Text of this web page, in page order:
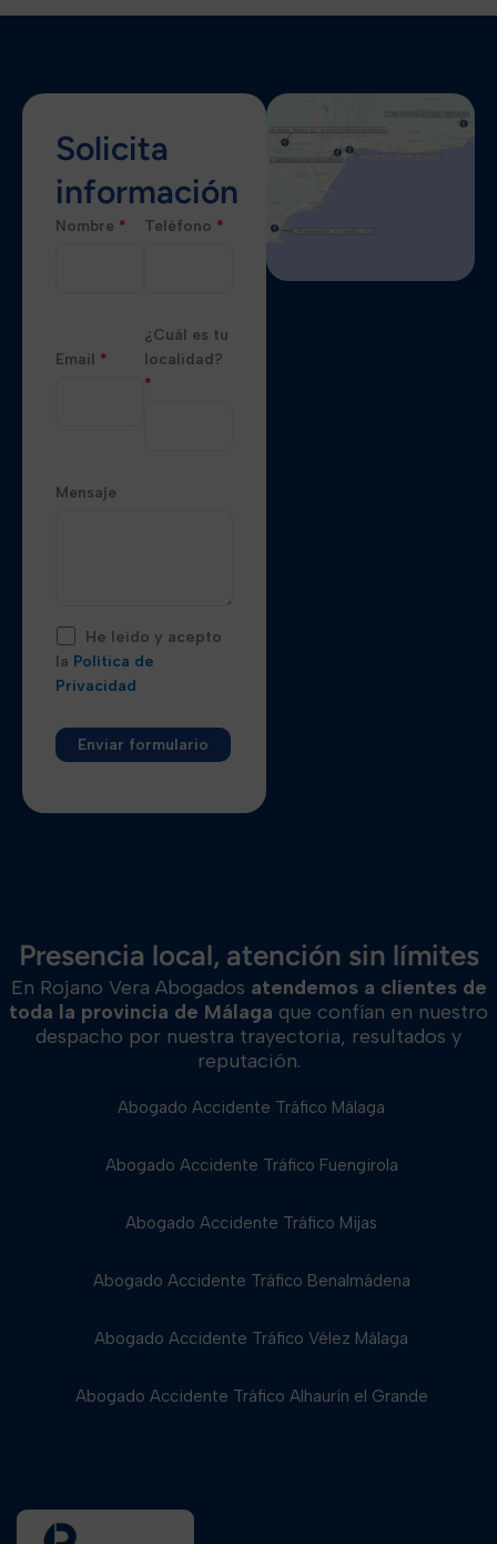
Solicita
información
Nombre * Teléfono *
Email *
¿Cuál es tu
localidad?
*
Mensaje
He leído y acepto
la Política de
Privacidad
Presencia local, atención sin límites
En Rojano Vera Abogados atendemos a clientes de
toda la provincia de Málaga que confían en nuestro
despacho por nuestra trayectoria, resultados y
reputación.
Abogado Accidente Tráfico Málaga
Abogado Accidente Tráfico Fuengirola
Abogado Accidente Tráfico Mijas
Abogado Accidente Tráfico Benalmádena
Abogado Accidente Tráfico Vélez Málaga
Abogado Accidente Tráfico Alhaurín el Grande